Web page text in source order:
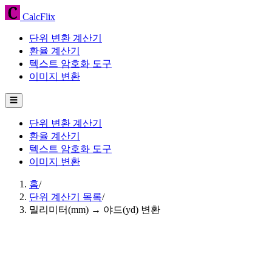
CalcFlix
단위 변환 계산기
환율 계산기
텍스트 암호화 도구
이미지 변환
☰
단위 변환 계산기
환율 계산기
텍스트 암호화 도구
이미지 변환
홈/
단위 계산기 목록/
밀리미터(mm) → 야드(yd) 변환